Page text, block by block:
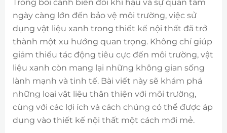
Trong bối cảnh biến đổi khí hậu và sự quan tâm
ngày càng lớn đến bảo vệ môi trường, việc sử
dụng vật liệu xanh trong thiết kế nội thất đã trở
thành một xu hướng quan trọng. Không chỉ giúp
giảm thiểu tác động tiêu cực đến môi trường, vật
liệu xanh còn mang lại những không gian sống
lành mạnh và tinh tế. Bài viết này sẽ khám phá
những loại vật liệu thân thiện với môi trường,
cùng với các lợi ích và cách chúng có thể được áp
dụng vào thiết kế nội thất một cách mới mẻ.